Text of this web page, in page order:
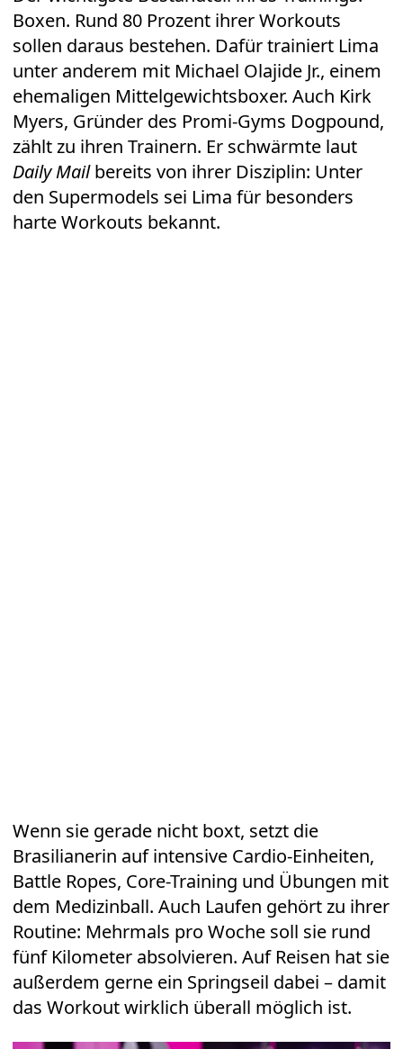
Boxen. Rund 80 Prozent ihrer Workouts
sollen daraus bestehen. Dafür trainiert Lima
unter anderem mit Michael Olajide Jr., einem
ehemaligen Mittelgewichtsboxer. Auch Kirk
Myers, Gründer des Promi-Gyms Dogpound,
zählt zu ihren Trainern. Er schwärmte laut
Daily Mailbereits von ihrer Disziplin: Unter
den Supermodels sei Lima für besonders
harte Workouts bekannt.
Wenn sie gerade nicht boxt, setzt die
Brasilianerin auf intensive Cardio-Einheiten,
Battle Ropes, Core-Training und Übungen mit
dem Medizinball. Auch Laufen gehört zu ihrer
Routine: Mehrmals pro Woche soll sie rund
fünf Kilometer absolvieren. Auf Reisen hat sie
außerdem gerne ein Springseil dabei – damit
das Workout wirklich überall möglich ist.